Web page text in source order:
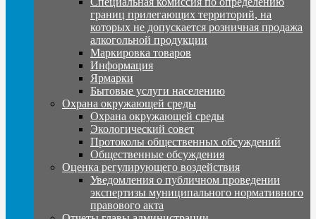
границ прилегающих территорий, на
которых не допускается розничная продажа
алкогольной продукции
Маркировка товаров
Информация
Ярмарки
Бытовые услуги населению
Охрана окружающей среды
Охрана окружающей среды
Экологический совет
Протоколы общественных обсуждений
Общественные обсуждения
Оценка регулирующего воздействия
Уведомления о публичном проведении
экспертизы муниципального нормативного
правового акта